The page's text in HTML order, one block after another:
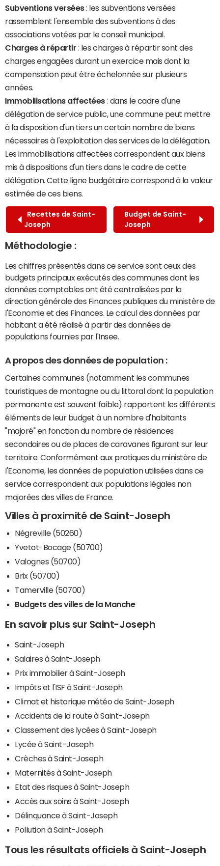
Subventions versées: les subventions versées
rassemblent l'ensemble des subventions à des
associations votées par le conseil municipal.
Charges à répartir : les charges à répartir sont des
charges engagées durant un exercice mais dont la
compensation peut être échelonnée sur plusieurs
années.
Immobilisations affectées : dans le cadre d'une
délégation de service public, une commune peut mettre
à la disposition d'un tiers un certain nombre de biens
nécessaires à l'exploitation des services de la délégation.
Les immobilisations affectées correspondent aux biens
mis à dispositions d'un tiers dans le cadre de cette
délégation. Cette ligne budgétaire correspond à la valeur
estimée de ces biens.
Recettes de Saint-
Joseph
Budget de Saint-
Joseph
Méthodologie :
Les chiffres présentés dans ce service sont ceux des
budgets principaux exécutés des communes dont les
données comptables ont été centralisées par la
direction générale des Finances publiques du ministère de
l'Economie et des Finances. Le calcul des données par
habitant a été réalisé à partir des données de
populations fournies par l'Insee.
A propos des données de population :
Certaines communes (notamment les communes
touristiques de montagne ou du littoral dont la population
permanente est souvent faible) rapportent les différents
éléments de leur budget à un nombre d'habitants
"majoré" en fonction du nombre de résidences
secondaires ou de places de caravanes figurant sur leur
territoire. Conformément aux pratiques du ministère de
l'Economie, les données de population utilisées dans ce
service correspondent aux populations légales non
majorées des villes de France.
Villes à proximité de Saint-Joseph
Négreville (50260)
Yvetot-Bocage (50700)
Valognes (50700)
Brix (50700)
Tamerville (50700)
Budgets des villes de la Manche
En savoir plus sur Saint-Joseph
Saint-Joseph
Salaires à Saint-Joseph
Prix immobilier à Saint-Joseph
Impôts et l'ISF à Saint-Joseph
Climat et historique météo de Saint-Joseph
Accidents de la route à Saint-Joseph
Classement des lycées à Saint-Joseph
Lycée à Saint-Joseph
Crèches à Saint-Joseph
Maternités à Saint-Joseph
Etat des risques à Saint-Joseph
Accès aux soins à Saint-Joseph
Délinquance à Saint-Joseph
Pollution à Saint-Joseph
Tous les résultats officiels à Saint-Joseph